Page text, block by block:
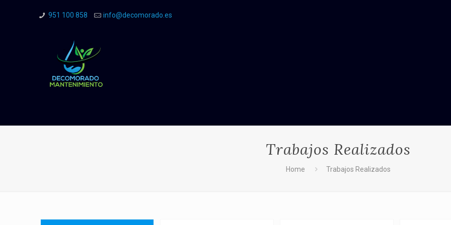
951 100 858 info@decomorado.es
Trabajos Realizados
Home Trabajos Realizados